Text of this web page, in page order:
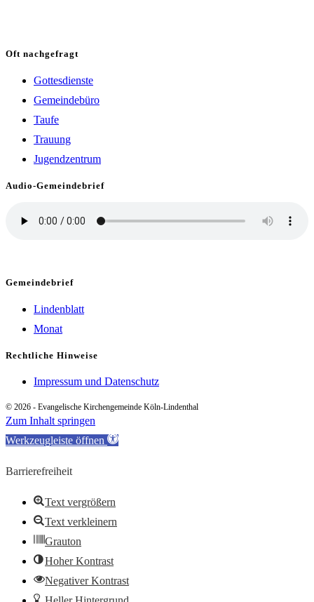
Oft nachgefragt
Gottesdienste
Gemeindebüro
Taufe
Trauung
Jugendzentrum
Audio-Gemeindebrief
Gemeindebrief
Lindenblatt
Monat
Rechtliche Hinweise
Impressum und Datenschutz
© 2026 - Evangelische Kirchengemeinde Köln-Lindenthal
Zum Inhalt springen
Werkzeugleiste öffnen
Barrierefreiheit
Text vergrößern
Text verkleinern
Grauton
Hoher Kontrast
Negativer Kontrast